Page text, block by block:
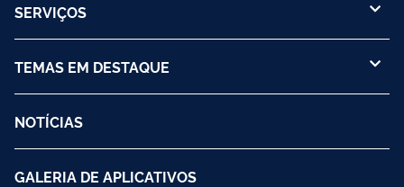
SERVIÇOS
TEMAS EM DESTAQUE
NOTÍCIAS
GALERIA DE APLICATIVOS